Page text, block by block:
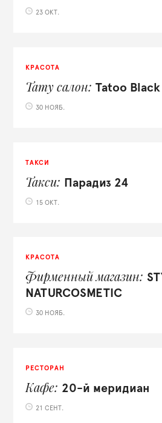
23 ОКТ.
КРАСОТА
Тату салон Tatoo
30 НОЯБ.
ТАКСИ
Такси Парадиз 24
15 ОКТ.
КРАСОТА
Фирменный магазин
NATURCOSMETIC
30 НОЯБ.
РЕСТОРАН
Кафе 20-й меридиан
21 СЕНТ.